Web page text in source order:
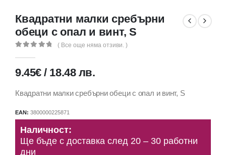
Квадратни малки сребърни
обеци с опал и винт, S
( Все още няма отзиви. )
9.45€ / 18.48 лв.
Квадратни малки сребърни обеци с опал и винт, S
EAN: 3800000225871
Наличност:
Ще бъде с доставка след 20 – 30 работни
дни